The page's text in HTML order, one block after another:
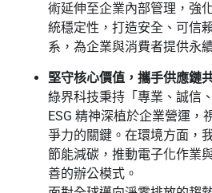
術延伸至企業內部管理，強
統穩定性，打造安全、可信
系，為企業與消費者提供永
堅守核心價值，攜手供應鏈
綠界科技秉持「專業、誠信
ESG 精神深植於企業營運，
爭力的關鍵。在環境方面，
節能減碳，推動電子化作業
善的辦公模式。